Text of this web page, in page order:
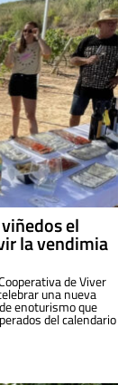
el
la vendimia
de Viver
una nueva
enoturismo que
del calendario